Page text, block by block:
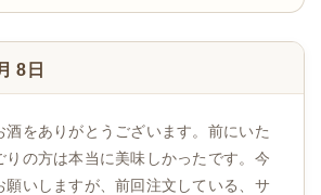
8日
酒をありがとうございます。前にいた
りの方は本当に美味しかったです。今
願いしますが、前回注文している、サ